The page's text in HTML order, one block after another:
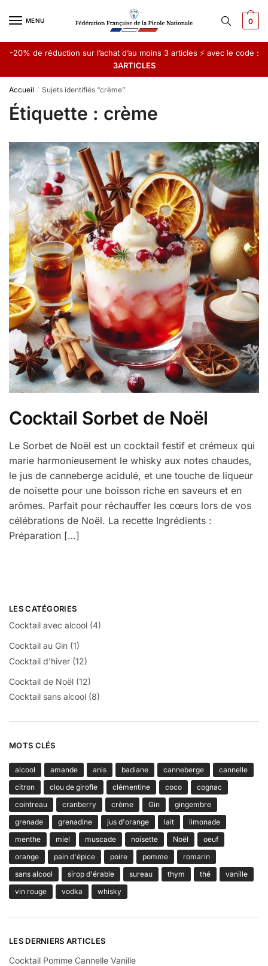
MENU 0
-20% de réduction sur l’achat d’au moins 3 articles ⚡ avec le code :
3ARTICLES
Accueil / Sujets identifiés “crème”
Étiquette : crème
Cocktail Sorbet de Noël
Le Sorbet de Noël est un cocktail festif et crémeux qui
marie harmonieusement le whisky aux notes chaudes,
le jus de canneberge acidulé, et une touche de liqueur
de noisette pour une boisson riche en saveurs et en
arômes. Parfait pour réchauffer les cœurs lors de vos
célébrations de Noël. La recette Ingrédients :
Préparation […]
LES CATÉGORIES
Cocktail avec alcool (4)
Cocktail au Gin (1)
Cocktail d'hiver (12)
Cocktail de Noël (12)
Cocktail sans alcool (8)
MOTS CLÉS
alcool amande anis badiane canneberge
cannelle
citron
clou de girofle clémentine coco
cognac
cointreau
cranberry crème Gin
gingembre
grenade
grenadine jus d'orange lait
limonade
menthe
miel muscade noisette Noël
oeuf
orange
pain d'épice poire pomme
romarin
sans alcool
sirop d'érable sureau thym thé
vanille
vin rouge
vodka whisky
LES DERNIERS ARTICLES
Cocktail Pomme Cannelle Vanille